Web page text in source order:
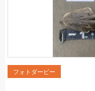
フォトダービー